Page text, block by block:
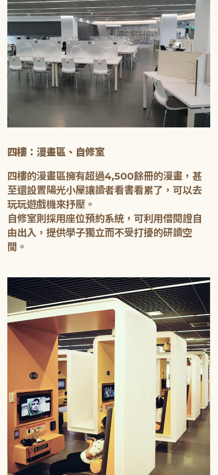
四樓：漫畫區、自修室
四樓的漫畫區擁有超過4,500餘冊的漫畫，甚
至還設置陽光小屋讓讀者看書看累了，可以去
玩玩遊戲機來抒壓。
自修室則採用座位預約系統，可利用借閱證自
由出入，提供學子獨立而不受打擾的研讀空
間。